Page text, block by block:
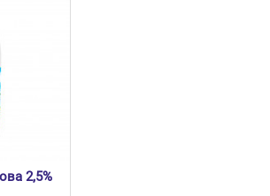
2,5%